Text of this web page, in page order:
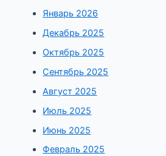
Январь 2026
Декабрь 2025
Октябрь 2025
Сентябрь 2025
Август 2025
Июль 2025
Июнь 2025
Февраль 2025